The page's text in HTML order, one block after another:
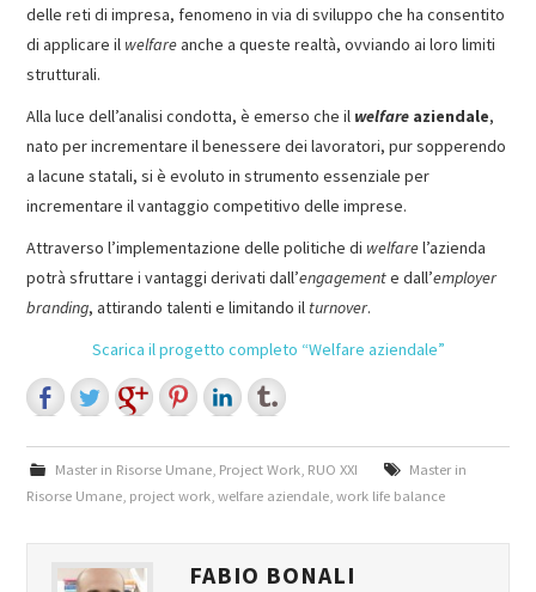
delle reti di impresa, fenomeno in via di sviluppo che ha consentito
di applicare il welfareanche a queste realtà, ovviando ai loro limiti
strutturali.
Alla luce dell’analisi condotta, è emerso che il welfare aziendale,
nato per incrementare il benessere dei lavoratori, pur sopperendo
a lacune statali, si è evoluto in strumento essenziale per
incrementare il vantaggio competitivo delle imprese.
Attraverso l’implementazione delle politiche di welfarel’azienda
potrà sfruttare i vantaggi derivati dall’engagemente dall’employer
branding, attirando talenti e limitando il turnover.
Scarica il progetto completo “Welfare aziendale”
Master in Risorse Umane, Project Work, RUO XXI
Master in
Risorse Umane project work ,welfare aziendale ,work life balance
FABIO BONALI